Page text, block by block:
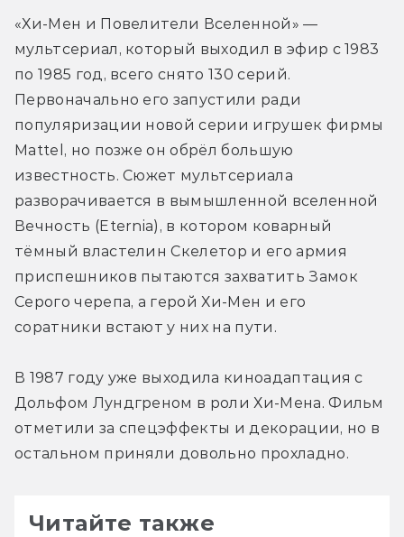
«Хи-Мен и Повелители Вселенной» —
мультсериал, который выходил в эфир с 1983
по 1985 год, всего снято 130 серий.
Первоначально его запустили ради
популяризации новой серии игрушек фирмы
Mattel, но позже он обрёл большую
известность. Сюжет мультсериала
разворачивается в вымышленной вселенной
Вечность (Eternia), в котором коварный
тёмный властелин Скелетор и его армия
приспешников пытаются захватить Замок
Серого черепа, а герой Хи-Мен и его
соратники встают у них на пути.
В 1987 году уже выходила киноадаптация с
Дольфом Лундгреном в роли Хи-Мена. Фильм
отметили за спецэффекты и декорации, но в
остальном приняли довольно прохладно.
Читайте также